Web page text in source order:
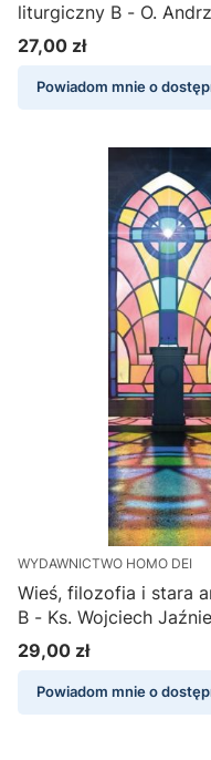
liturgiczny B - O.
Cena
27,00 zł
Powiadom mnie o
WYDAWNICTWO HOMO DEI
Wieś, filozofia i stara
B - Ks. Wojciech
Cena
29,00 zł
Powiadom mnie o